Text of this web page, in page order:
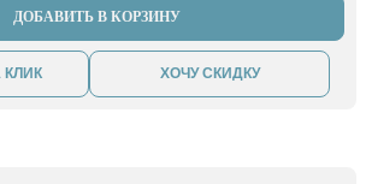
ДОБАВИТЬ В КОРЗИНУ
КЛИК ХОЧУ СКИДКУ